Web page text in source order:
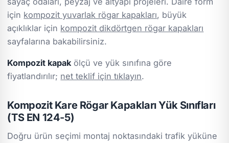
için kompozit yuvarlak rögar kapakları, büyük
açıklıklar için kompozit dikdörtgen rögar kapakları
sayfalarına bakabilirsiniz.
Kompozit kapak ölçü ve yük sınıfına göre
fiyatlandırılır; net teklif için tıklayın.
Kompozit Kare Rögar Kapakları Yük Sınıfları
(TS EN 124-5)
Doğru ürün seçimi montaj noktasındaki trafik yüküne